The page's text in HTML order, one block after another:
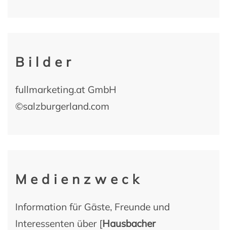
Bilder
fullmarketing.at GmbH
©salzburgerland.com
Medienzweck
Information für Gäste, Freunde und
Interessenten über [Hausbacher